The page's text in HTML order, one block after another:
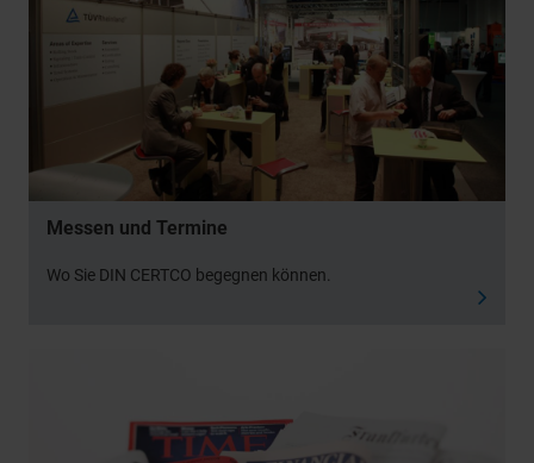
zulassen möchten. Bitte beachten Sie, dass je nach den
von Ihnen gewählten Einstellungen die volle Funktionalität
der Website möglicherweise nicht mehr zur Verfügung
steht. Weitere Informationen finden Sie in unserer
Datenschutzerklärungund in unseren
Cookie-
Informationen .
Messen und Termine
Wo Sie DIN CERTCO begegnen können.